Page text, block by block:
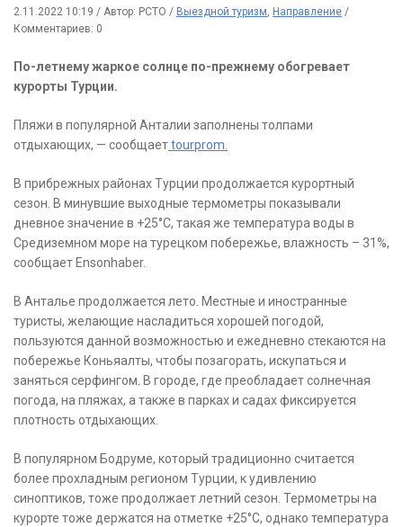
2.11.2022 10:19 / Автор: РСТО / Выездной туризм, Направление /
Комментариев: 0
По-летнему жаркое солнце по-прежнему обогревает
курорты Турции.
Пляжи в популярной Анталии заполнены толпами
отдыхающих, — сообщаетtourprom.
В прибрежных районах Турции продолжается курортный
сезон. В минувшие выходные термометры показывали
дневное значение в +25°C, такая же температура воды в
Средиземном море на турецком побережье, влажность – 31%,
сообщает Ensonhaber.
В Анталье продолжается лето. Местные и иностранные
туристы, желающие насладиться хорошей погодой,
пользуются данной возможностью и ежедневно стекаются на
побережье Коньяалты, чтобы позагорать, искупаться и
заняться серфингом. В городе, где преобладает солнечная
погода, на пляжах, а также в парках и садах фиксируется
плотность отдыхающих.
В популярном Бодруме, который традиционно считается
более прохладным регионом Турции, к удивлению
синоптиков, тоже продолжает летний сезон. Термометры на
курорте тоже держатся на отметке +25°C, однако температура